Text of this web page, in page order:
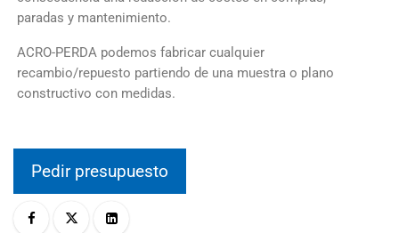
paradas y mantenimiento.
ACRO-PERDA podemos fabricar cualquier
recambio/repuesto partiendo de una muestra o plano
constructivo con medidas.
Pedir presupuesto